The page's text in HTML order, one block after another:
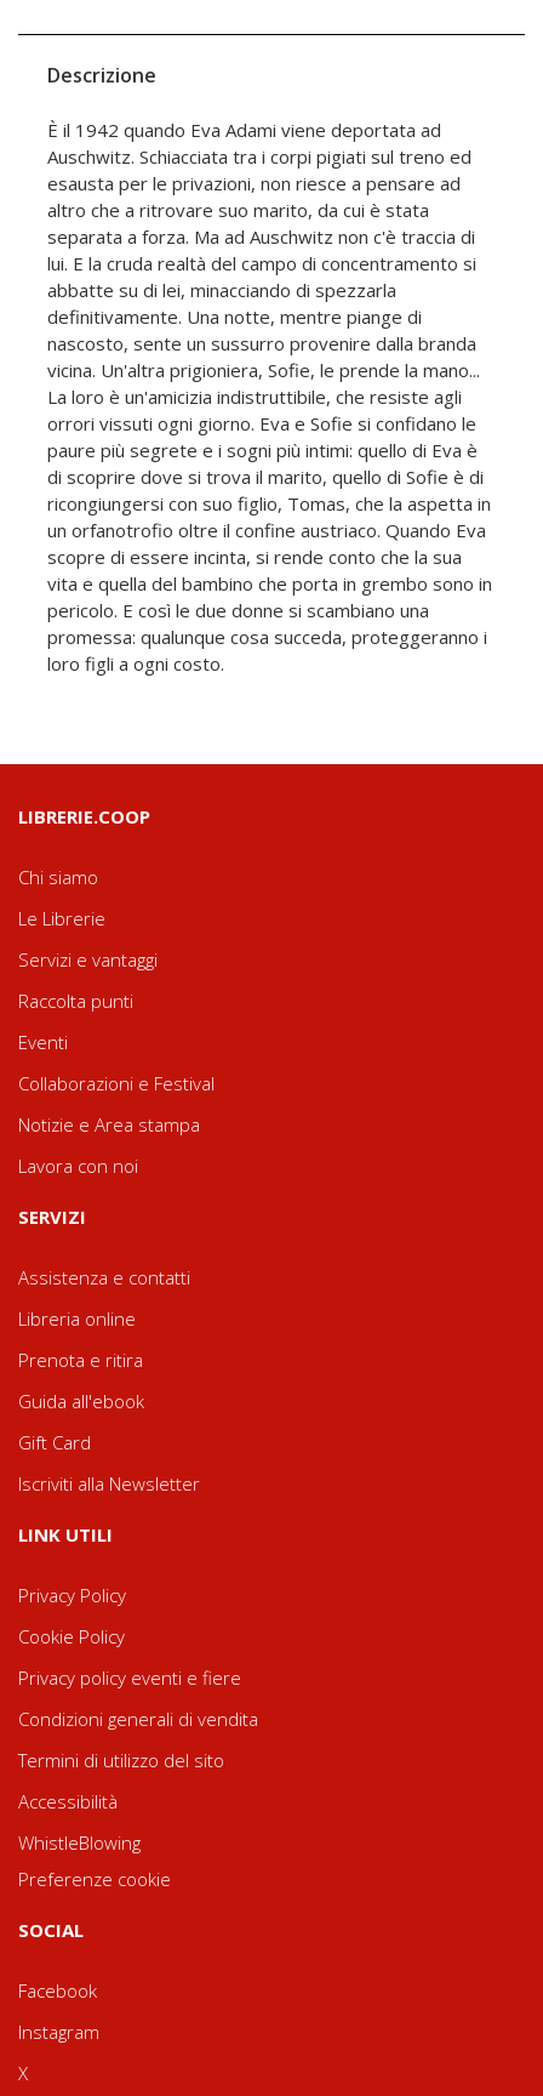
Descrizione
È il 1942 quando Eva Adami viene deportata ad
Auschwitz. Schiacciata tra i corpi pigiati sul treno ed
esausta per le privazioni, non riesce a pensare ad
altro che a ritrovare suo marito, da cui è stata
separata a forza. Ma ad Auschwitz non c'è traccia di
lui. E la cruda realtà del campo di concentramento si
abbatte su di lei, minacciando di spezzarla
definitivamente. Una notte, mentre piange di
nascosto, sente un sussurro provenire dalla branda
vicina. Un'altra prigioniera, Sofie, le prende la mano...
La loro è un'amicizia indistruttibile, che resiste agli
orrori vissuti ogni giorno. Eva e Sofie si confidano le
paure più segrete e i sogni più intimi: quello di Eva è
di scoprire dove si trova il marito, quello di Sofie è di
ricongiungersi con suo figlio, Tomas, che la aspetta in
un orfanotrofio oltre il confine austriaco. Quando Eva
scopre di essere incinta, si rende conto che la sua
vita e quella del bambino che porta in grembo sono in
pericolo. E così le due donne si scambiano una
promessa: qualunque cosa succeda, proteggeranno i
loro figli a ogni costo.
LIBRERIE.COOP
Chi siamo
Le Librerie
Servizi e vantaggi
Raccolta punti
Eventi
Collaborazioni e Festival
Notizie e Area stampa
Lavora con noi
SERVIZI
Assistenza e contatti
Libreria online
Prenota e ritira
Guida all'ebook
Gift Card
Iscriviti alla Newsletter
LINK UTILI
Privacy Policy
Cookie Policy
Privacy policy eventi e fiere
Condizioni generali di vendita
Termini di utilizzo del sito
Accessibilità
WhistleBlowing
Preferenze cookie
SOCIAL
Facebook
Instagram
X